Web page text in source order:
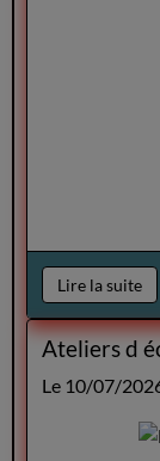
Lire la suite
Ateliers d
Le 10/07/